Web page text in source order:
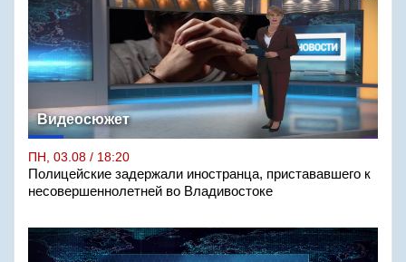
Видеосюжет
ПН, 03.08 / 18:20
Полицейские задержали иностранца, пристававшего к
несовершеннолетней во Владивостоке